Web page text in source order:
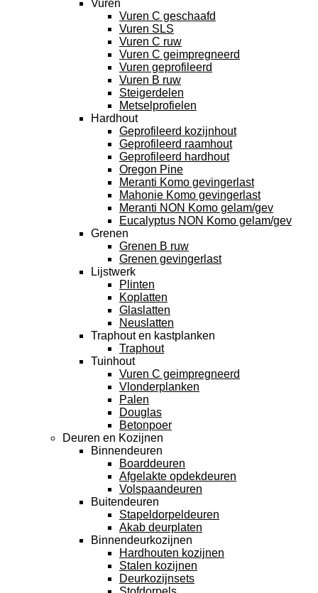
Vuren
Vuren C geschaafd
Vuren SLS
Vuren C ruw
Vuren C geimpregneerd
Vuren geprofileerd
Vuren B ruw
Steigerdelen
Metselprofielen
Hardhout
Geprofileerd kozijnhout
Geprofileerd raamhout
Geprofileerd hardhout
Oregon Pine
Meranti Komo gevingerlast
Mahonie Komo gevingerlast
Meranti NON Komo gelam/gev
Eucalyptus NON Komo gelam/gev
Grenen
Grenen B ruw
Grenen gevingerlast
Lijstwerk
Plinten
Koplatten
Glaslatten
Neuslatten
Traphout en kastplanken
Traphout
Tuinhout
Vuren C geimpregneerd
Vlonderplanken
Palen
Douglas
Betonpoer
Deuren en Kozijnen
Binnendeuren
Boarddeuren
Afgelakte opdekdeuren
Volspaandeuren
Buitendeuren
Stapeldorpeldeuren
Akab deurplaten
Binnendeurkozijnen
Hardhouten kozijnen
Stalen kozijnen
Deurkozijnsets